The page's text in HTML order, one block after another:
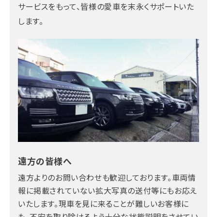
サービスをもって、皆様の愛車を末永くサポートいた
します。
遠方の皆様へ
遠方よりのお問い合わせも歓迎しております。車両情
報に掲載されていない拡大写真の送付等にもお応え
いたします。現車を見に来ることが難しいお客様に